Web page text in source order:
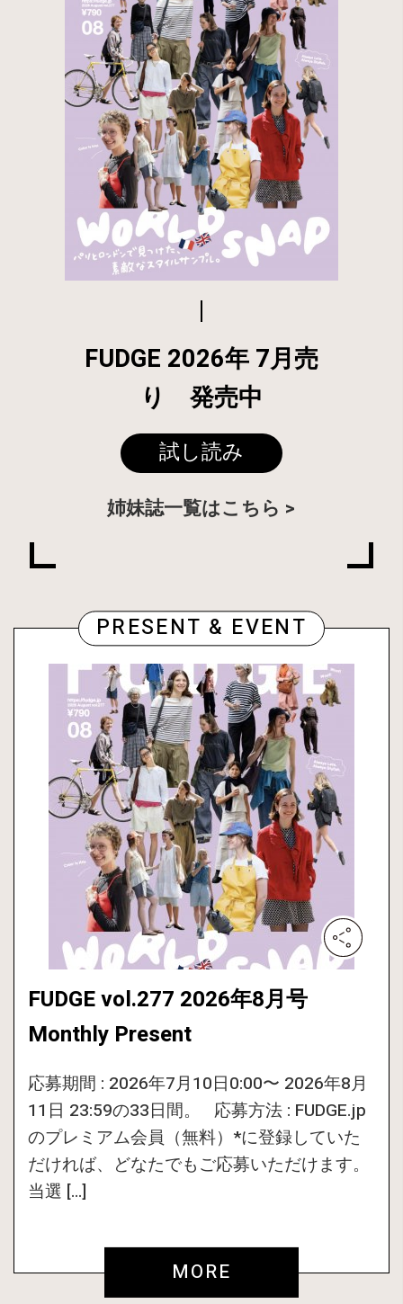
FUDGE 2026年 7月売
り 発売中
試し読み
姉妹誌一覧はこちら
PRESENT & EVENT
FUDGE vol.277 2026年8月号
Monthly Present
応募期間 : 2026年7月10日0:00〜 2026年8月
11日 23:59の33日間。 応募方法 : FUDGE.jp
のプレミアム会員（無料）*に登録していた
だければ、どなたでもご応募いただけます。
当選 […]
MORE